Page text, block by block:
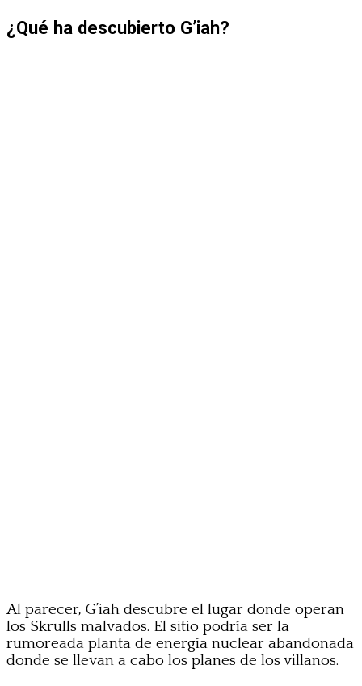
¿Qué ha descubierto G’iah?
Al parecer, G’iah descubre el lugar donde operan
los Skrulls malvados. El sitio podría ser la
rumoreada planta de energía nuclear abandonada
donde se llevan a cabo los planes de los villanos.